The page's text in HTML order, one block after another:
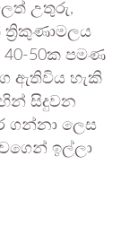
උතුරු,
40-50ක පමණ
ඇතිවිය හැකි
සිදුවන
ගන්නා ලෙස
ඉල්ලා